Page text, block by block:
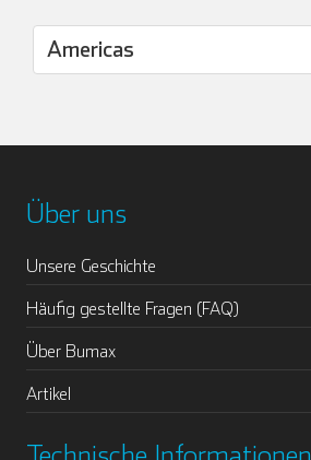
Über uns
Unsere Geschichte
Häufig gestellte Fragen (FAQ)
Über Bumax
Artikel